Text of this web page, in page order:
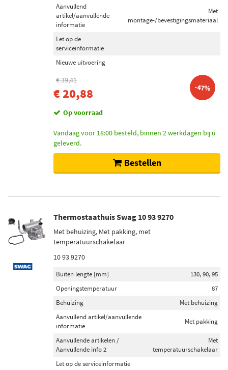
Aanvullend
artikel/aanvullende
informatie
Met
montage-/bevestigingsmateriaal
Let op de
serviceinformatie
Nieuwe uitvoering
€ 39,41
€ 20,88 -47%
Op voorraad
Vandaag voor 18:00 besteld, binnen 2 werkdagen bij u
geleverd.
Bestellen
Thermostaathuis Swag 10 93 9270
Met behuizing, Met pakking, met
temperatuurschakelaar
10 93 9270
Buiten lengte [mm]
130, 90, 95
Openingstemperatuur
87
Behuizing
Met behuizing
Aanvullend artikel/aanvullende
informatie
Met pakking
Aanvullende artikelen /
Aanvullende info 2
Met
temperatuurschakelaar
Let op de serviceinformatie